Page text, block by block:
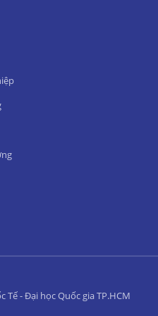
- Đại học Quốc gia TP.HCM